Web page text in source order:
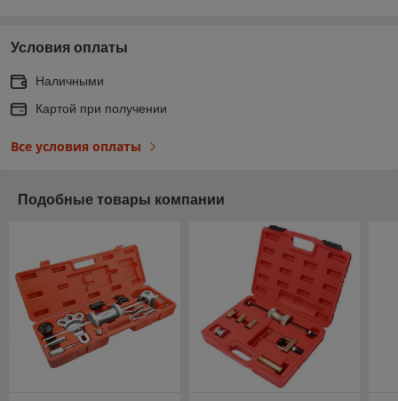
Условия оплаты
Наличными
Картой при получении
Все условия оплаты
Подобные товары компании